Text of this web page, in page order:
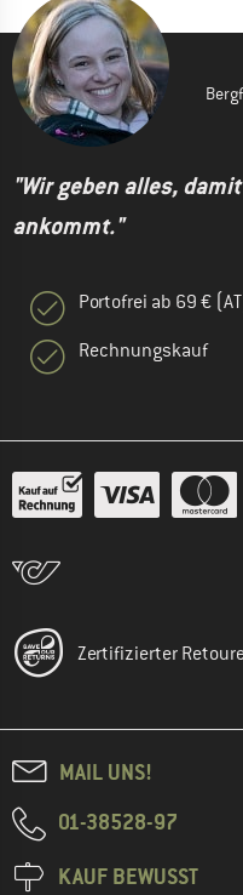
"Wir geben alles,
ankommt."
Portofrei ab 69 €
Rechnungskauf
Zertifizierter
MAIL UNS!
01-38528-97
KAUF BEWUSST